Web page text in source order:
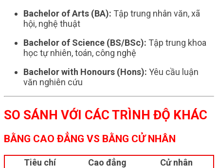
Bachelor of Arts (BA): Tập trung nhân văn, xã
hội, nghệ thuật
Bachelor of Science (BS/BSc): Tập trung khoa
học tự nhiên, toán, công nghệ
Bachelor with Honours (Hons): Yêu cầu luận
văn nghiên cứu
SO SÁNH VỚI CÁC TRÌNH ĐỘ KHÁC
BẰNG CAO ĐẲNG VS BẰNG CỬ NHÂN
Tiêu chí Cao đẳng
Cử nhân